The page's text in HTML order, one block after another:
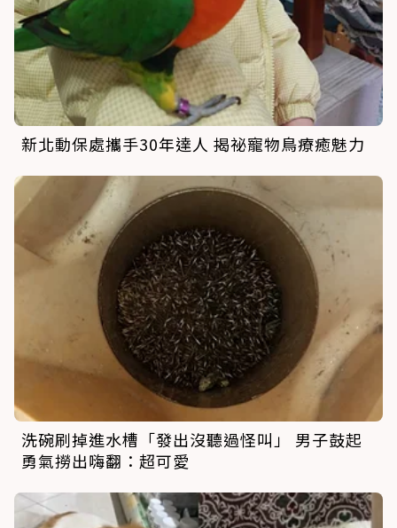
新北動保處攜手30年達人 揭祕寵物鳥療癒魅力
洗碗刷掉進水槽「發出沒聽過怪叫」 男子鼓起
勇氣撈出嗨翻：超可愛